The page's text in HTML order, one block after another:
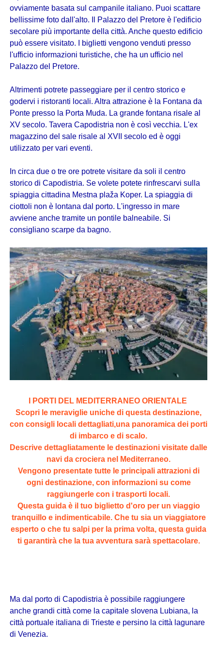
ovviamente basata sul campanile italiano. Puoi scattare
bellissime foto dall'alto. Il Palazzo del Pretore è l'edificio
secolare più importante della città. Anche questo edificio
può essere visitato. I biglietti vengono venduti presso
l'ufficio informazioni turistiche, che ha un ufficio nel
Palazzo del Pretore.
Altrimenti potrete passeggiare per il centro storico e
godervi i ristoranti locali. Altra attrazione è la Fontana da
Ponte presso la Porta Muda. La grande fontana risale al
XV secolo. Tavera Capodistria non è così vecchia. L'ex
magazzino del sale risale al XVII secolo ed è oggi
utilizzato per vari eventi.
In circa due o tre ore potrete visitare da soli il centro
storico di Capodistria. Se volete potete rinfrescarvi sulla
spiaggia cittadina Mestna plaža Koper. La spiaggia di
ciottoli non è lontana dal porto. L'ingresso in mare
avviene anche tramite un pontile balneabile. Si
consigliano scarpe da bagno.
I PORTI DEL MEDITERRANEO ORIENTALE
Scopri le meraviglie uniche di questa destinazione,
con consigli locali dettagliati,una panoramica dei porti
di imbarco e di scalo.
Descrive dettagliatamente le destinazioni visitate dalle
navi da crociera nel Mediterraneo.
Vengono presentate tutte le principali attrazioni di
ogni destinazione, con informazioni su come
raggiungerle con i trasporti locali.
Questa guida è il tuo biglietto d'oro per un viaggio
tranquillo e indimenticabile. Che tu sia un viaggiatore
esperto o che tu salpi per la prima volta, questa guida
ti garantirà che la tua avventura sarà spettacolare.
Ma dal porto di Capodistria è possibile raggiungere
anche grandi città come la capitale slovena Lubiana, la
città portuale italiana di Trieste e persino la città lagunare
di Venezia.